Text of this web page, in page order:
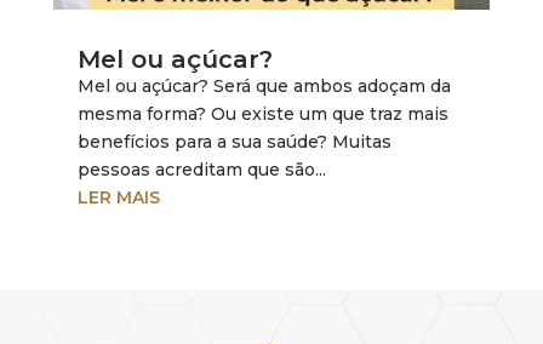
Mel ou açúcar?
Mel ou açúcar? Será que ambos adoçam da
mesma forma? Ou existe um que traz mais
benefícios para a sua saúde? Muitas
pessoas acreditam que são...
LER MAIS